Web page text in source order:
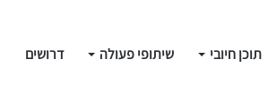
תוכן חיובי שיתופי פעולה דרושים